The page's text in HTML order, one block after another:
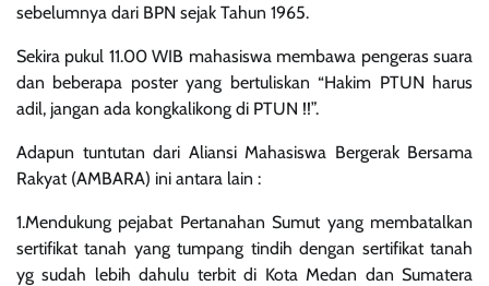
sebelumnya dari BPN sejak Tahun 1965.
Sekira pukul 11.00 WIB mahasiswa membawa pengeras suara
dan beberapa poster yang bertuliskan “Hakim PTUN harus
adil, jangan ada kongkalikong di PTUN !!”.
Adapun tuntutan dari Aliansi Mahasiswa Bergerak Bersama
Rakyat (AMBARA) ini antara lain :
1.Mendukung pejabat Pertanahan Sumut yang membatalkan
sertifikat tanah yang tumpang tindih dengan sertifikat tanah
yg sudah lebih dahulu terbit di Kota Medan dan Sumatera